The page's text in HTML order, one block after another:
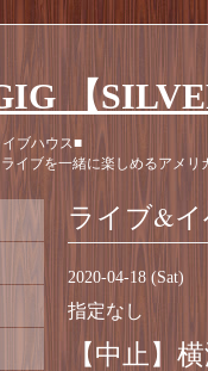
【
ブハウス■
イブを一緒に楽しめるアメリ
ライブ&
2020-04-18 (Sat)
指定なし
【中止】